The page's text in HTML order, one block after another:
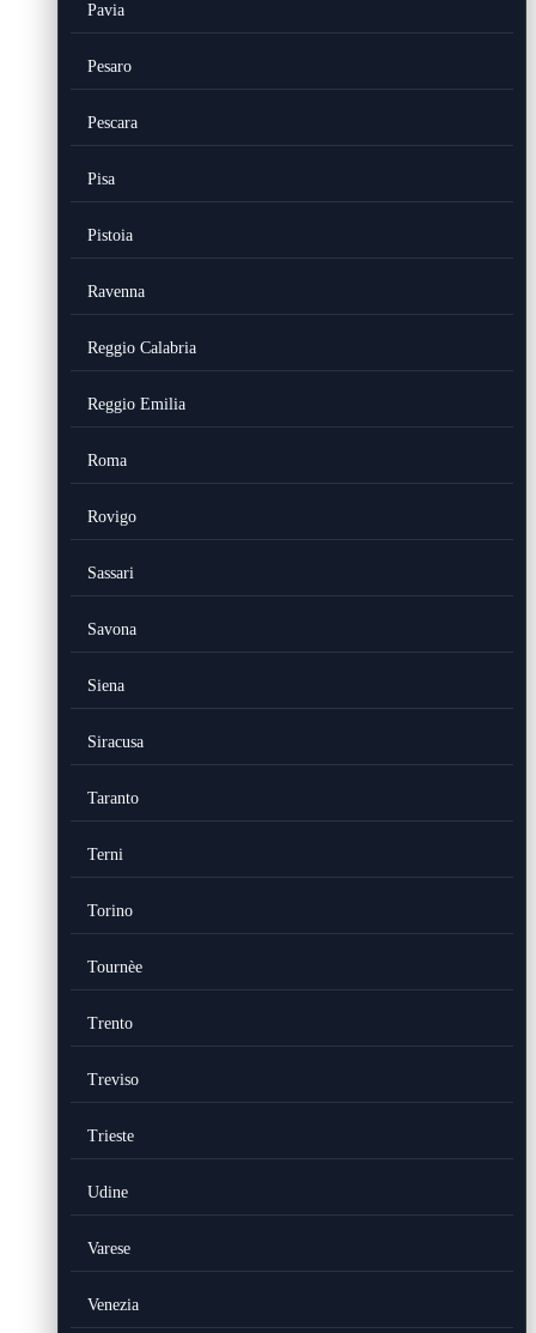
Pavia
Pesaro
Pescara
Pisa
Pistoia
Ravenna
Reggio Calabria
Reggio Emilia
Roma
Rovigo
Sassari
Savona
Siena
Siracusa
Taranto
Terni
Torino
Tournèe
Trento
Treviso
Trieste
Udine
Varese
Venezia